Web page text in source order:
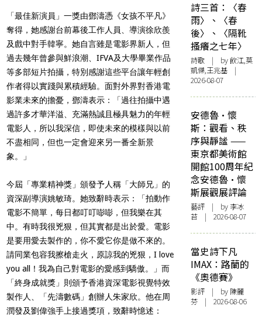
「最佳新演員」一獎由鄧濤憑《女孩不平凡》
奪得，她感謝台前幕後工作人員、導演徐欣羨
及戲中對手韓寧。她自言雖是電影界新人，但
過去幾年曾參與鮮浪潮、IFVA及大學畢業作品
等多部短片拍攝，特別感謝這些平台讓年輕創
作者得以實踐與累積經驗。面對外界對香港電
影業未來的擔憂，鄧濤表示：「過往拍攝中遇
過許多才華洋溢、充滿熱誠且極具魅力的年輕
電影人，所以我深信，即使未來的模樣與以前
不盡相同，但也一定會迎來另一番全新景
象。」
今屆「專業精神獎」頒發予人稱「大師兄」的
資深副導演姚敏琦。她致辭時表示：「拍動作
電影不簡單，每日都叮叮嘭嘭，但我樂在其
中。有時我很兇狠，但其實都是出於愛。電影
是要用愛去製作的，你不愛它你是做不來的。
請同業包容我擦槍走火，原諒我的兇狠，I love
you all！我為自己對電影的愛感到驕傲。」而
「終身成就獎」則頒予香港資深電影視覺特效
製作人、「先濤數碼」創辦人朱家欣。他在周
潤發及劉偉強手上接過獎項，致辭時憶述：
詩三首：〈春
雨〉、〈春
後〉、〈隔靴
搔癢之七年〉
詩歌 | by 飲江,莫
凱傑,王兆基 |
2026-08-07
安德魯·懷
斯：觀看、秩
序與靜謐 ——
東京都美術館
開館100周年紀
念安德魯·懷
斯展觀展評論
藝評 | by 李冰
苔 | 2026-08-07
當史詩下凡
IMAX：路蘭的
《奧德賽》
影評 | by 陳麗
芬 | 2026-08-06